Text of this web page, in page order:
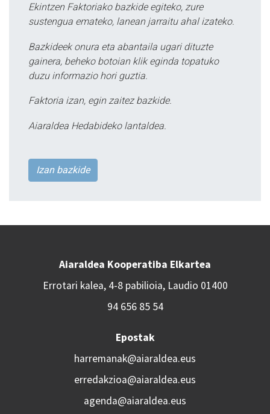
Ekintzen Faktoriako bazkide egiteko, zure
sustengua emateko, lanean jarraitu ahal izateko.
Bazkideek onura eta abantaila ugari dituzte
gainera, beheko botoian klik eginda topatuko
duzu informazio hori guztia.
Faktoria izan, egin zaitez bazkide.
Aiaraldea Hedabideko lantaldea.
Izan bazkide
Aiaraldea Kooperatiba Elkartea
Errotari kalea, 4-8 pabilioia, Laudio 01400
94 656 85 54
Epostak
harremanak@aiaraldea.eus
erredakzioa@aiaraldea.eus
agenda@aiaraldea.eus